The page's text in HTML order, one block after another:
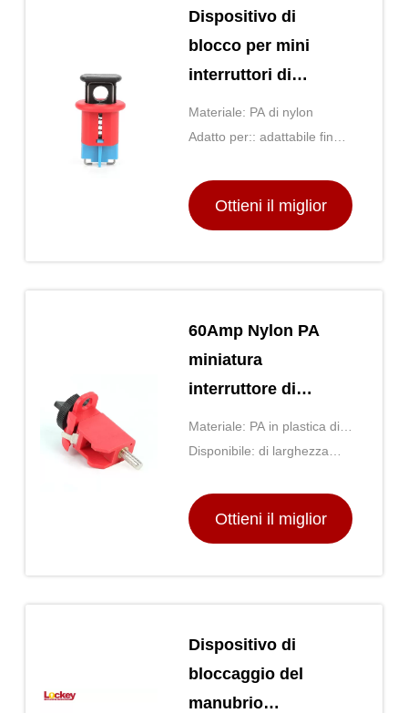
Dispositivo di
blocco per mini
interruttori di
circuito Lockey Mcb
Blocchi PIS Peso
Materiale: PA di nylon
Adatto per:: adattabile fino a
Ottieni il miglior
60Amp Nylon PA
miniatura
interruttore di
circuito Blocco Mcb
Blocchi TBLO
Materiale: PA in plastica di
nylon
Disponibile: di larghezza
Ottieni il miglior
Dispositivo di
bloccaggio del
manubrio